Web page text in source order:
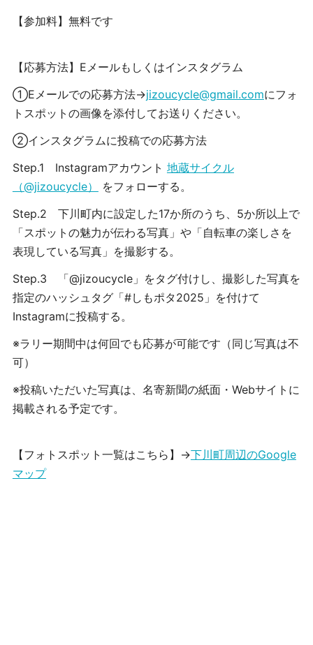
【参加料】 無料です
【応募方法】 Eメールもしくはインスタグラム
①Eメールでの応募方法→jizoucycle@gmail.comにフォ
トスポットの画像を添付してお送りください。
②インスタグラムに投稿での応募方法
Step.1
Instagramアカウント 地蔵サイクル
（@jizoucycle）
をフォローする。
Step.2 下川町内に設定した17か所のうち、 5か所以上で
「スポットの魅力が伝わる写真」や「自転車の楽しさを
表現している写真」を撮影する。
Step.3
「@jizoucycle」 をタグ付けし、撮影した写真を
指定のハッシュタグ「#しもポタ2025」 を付けて
Instagramに投稿する。
※ラリー期間中は何回でも応募が可能です（同じ写真は不
可）
※投稿いただいた写真は、名寄新聞の紙面・Webサイトに
掲載される予定です。
【フォトスポット一覧はこちら】→下川町周辺のGoogle
マップ